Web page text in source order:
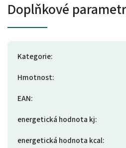
Doplňkové
Kategorie:
Hmotnost:
EAN:
energetická hodnota kj:
energetická hodnota kcal: